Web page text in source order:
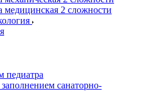
медицинская 2 сложности
педиатра
санаторно-